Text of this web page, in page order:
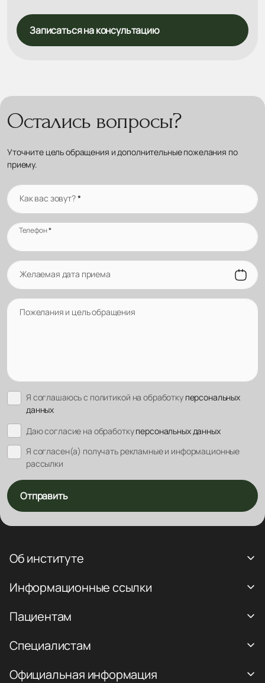
Записаться на консультацию
Остались вопросы?
Уточните цель обращения и дополнительные пожелания по
приему.
Как вас зовут?*
Телефон*
Желаемая дата приема
Пожелания и цель обращения
Я соглашаюсь с политикой на обработку персональных
данных
Даю согласие на обработкуперсональных данных
Я согласен(а) получать рекламные и информационные
рассылки
Отправить
Об институте
Информационные ссылки
Пациентам
Специалистам
Официальная информация